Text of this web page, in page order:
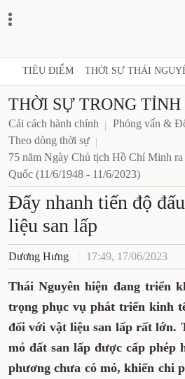
TIÊU ĐIỂM THỜI SỰ THÁI
THỜI SỰ TRONG TỈNH
Cải cách hành chính
Phỏng
Theo dòng thời sự
75 năm Ngày Chủ tịch Hồ Chí
đua Ái Quốc (11/6/1948 - 11/6/
Đẩy nhanh tiến
mỏ vật liệu san lấp
Dương Hưng 17:49, 17/06/2023
Thái Nguyên hiện đang
án quan trọng phục vụ
xã hội nên nhu cầu đối
rất lớn. Tuy nhiên, do số
lấp được cấp phép hoạt